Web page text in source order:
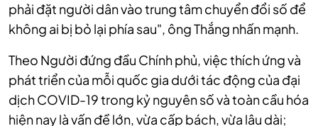
phải đặt người dân vào trung tâm chuyển đổi số để
không ai bị bỏ lại phía sau", ông Thắng nhấn mạnh.
Theo Người đứng đầu Chính phủ, việc thích ứng và
phát triển của mỗi quốc gia dưới tác động của đại
dịch COVID-19 trong kỷ nguyên số và toàn cầu hóa
hiện nay là vấn đề lớn, vừa cấp bách, vừa lâu dài;